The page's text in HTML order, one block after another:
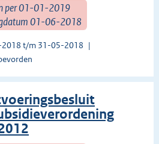
per 01-01-2019
01-06-2018
2018 t/m 31-05-2018